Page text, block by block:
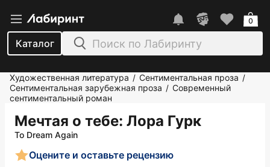
Каталог
0
Художественная литература / Сентиментальная проза /
Сентиментальная зарубежная проза / Современный
сентиментальный роман
Мечтая о тебе: Лора Гурк
To Dream Again
Оцените и оставьте рецензию